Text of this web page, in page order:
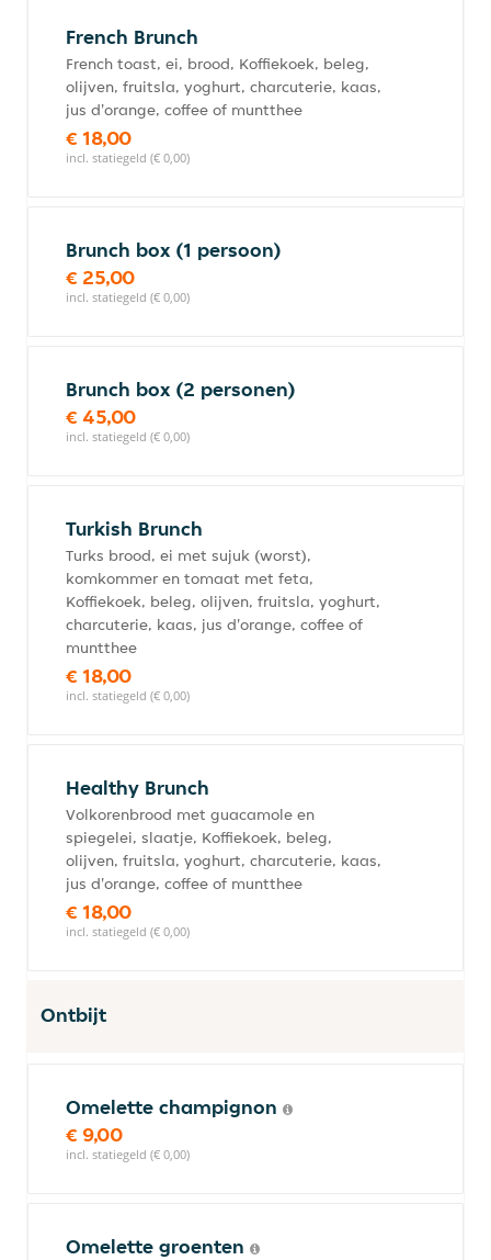
French Brunch
French toast, ei, brood, Koffiekoek, beleg,
olijven, fruitsla, yoghurt, charcuterie, kaas,
jus d'orange, coffee of muntthee
€ 18,00
incl. statiegeld (€ 0,00)
Brunch box (1 persoon)
€ 25,00
incl. statiegeld (€ 0,00)
Brunch box (2 personen)
€ 45,00
incl. statiegeld (€ 0,00)
Turkish Brunch
Turks brood, ei met sujuk (worst),
komkommer en tomaat met feta,
Koffiekoek, beleg, olijven, fruitsla, yoghurt,
charcuterie, kaas, jus d'orange, coffee of
muntthee
€ 18,00
incl. statiegeld (€ 0,00)
Healthy Brunch
Volkorenbrood met guacamole en
spiegelei, slaatje, Koffiekoek, beleg,
olijven, fruitsla, yoghurt, charcuterie, kaas,
jus d'orange, coffee of muntthee
€ 18,00
incl. statiegeld (€ 0,00)
Ontbijt
Omelette champignon
€ 9,00
incl. statiegeld (€ 0,00)
Omelette groenten